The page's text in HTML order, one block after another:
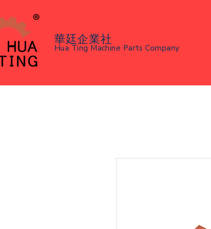
華廷企業社
Hua Ting Machine Parts Company